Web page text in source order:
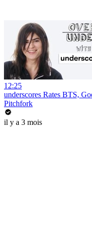
12:25
underscores Rates BTS,
Pitchfork
il y a 3 mois